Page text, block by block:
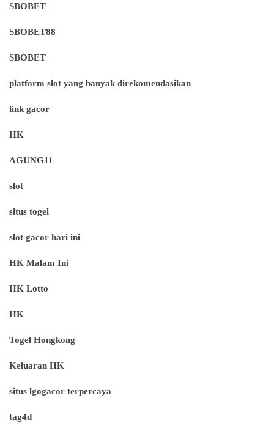
SBOBET
SBOBET88
SBOBET
platform slot yang banyak direkomendasikan
link gacor
HK
AGUNG11
slot
situs togel
slot gacor hari ini
HK Malam Ini
HK Lotto
HK
Togel Hongkong
Keluaran HK
situs lgogacor terpercaya
tag4d